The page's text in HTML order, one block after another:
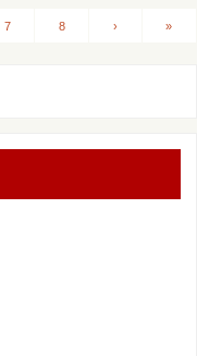
7 8 › »